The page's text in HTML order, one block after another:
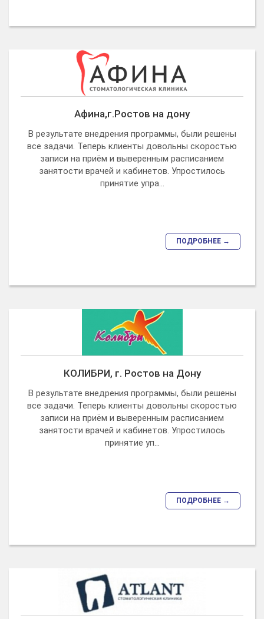
Афина,г.Ростов на дону
В результате внедрения программы, были решены
все задачи. Теперь клиенты довольны скоростью
записи на приём и выверенным расписанием
занятости врачей и кабинетов. Упростилось
принятие упра...
ПОДРОБНЕЕ →
КОЛИБРИ, г. Ростов на Дону
В результате внедрения программы, были решены
все задачи. Теперь клиенты довольны скоростью
записи на приём и выверенным расписанием
занятости врачей и кабинетов. Упростилось
принятие уп...
ПОДРОБНЕЕ →